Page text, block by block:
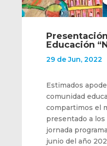
Educación
29 de Jun, 2022
Estimados
comunidad
compartimos el
presentado a
jornada
junio del año